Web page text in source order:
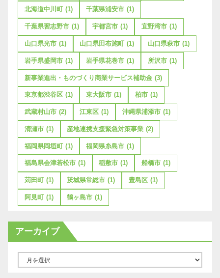
北海道中川町 (1) 千葉県浦安市 (1)
千葉県習志野市 (1) 宇都宮市 (1) 宜野湾市 (1)
山口県光市 (1) 山口県田布施町 (1) 山口県萩市 (1)
岩手県盛岡市 (1) 岩手県花巻市 (1) 所沢市 (1)
新事業進出・ものづくり商業サービス補助金 (3)
東京都渋谷区 (1) 東大阪市 (1) 柏市 (1)
武蔵村山市 (2) 江東区 (1) 沖縄県浦添市 (1)
清瀬市 (1) 産地連携支援緊急対策事業 (2)
福岡県岡垣町 (1) 福岡県糸島市 (1)
福島県会津若松市 (1) 稲敷市 (1) 船橋市 (1)
苅田町 (1) 茨城県常総市 (1) 豊島区 (1)
阿見町 (1) 鶴ヶ島市 (1)
アーカイブ